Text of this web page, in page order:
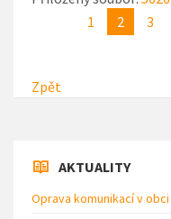
1
2 3
Zpět
AKTUALITY
Oprava komunikací v obci